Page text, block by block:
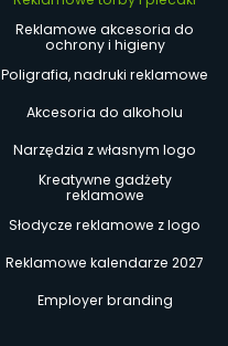
Reklamowe akcesoria do
ochrony i higieny
Poligrafia, nadruki reklamowe
Akcesoria do alkoholu
Narzędzia z własnym logo
Kreatywne gadżety
reklamowe
Słodycze reklamowe z logo
Reklamowe kalendarze 2027
Employer branding